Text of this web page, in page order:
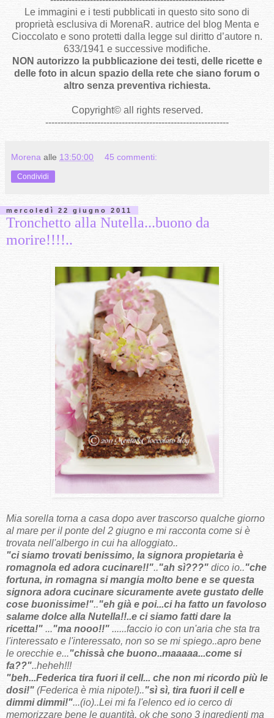
Le immagini e i testi pubblicati in questo sito sono di
proprietà esclusiva di MorenaR. autrice del blog Menta e
Cioccolato e sono protetti dalla legge sul diritto d’autore n.
633/1941 e successive modifiche.
NON autorizzo la pubblicazione dei testi, delle ricette e
delle foto in alcun spazio della rete che siano forum o
altro senza preventiva richiesta.
Copyright© all rights reserved.
------------------------------------------------------------
Morena alle 13:50:00 45 commenti:
Condividi
mercoledì 22 giugno 2011
Tronchetto alla Nutella...buono da
morire!!!!..
Mia sorella torna a casa dopo aver trascorso qualche giorno
al mare per il ponte del 2 giugno e mi racconta come si è
trovata nell'albergo in cui ha alloggiato..
"ci siamo trovati benissimo, la signora propietaria è
romagnola ed adora cucinare!!".."ah sì???" dico io.."che
fortuna, in romagna si mangia molto bene e se questa
signora adora cucinare sicuramente avete gustato delle
cose buonissime!".."eh già e poi...ci ha fatto un favoloso
salame dolce alla Nutella!!..e ci siamo fatti dare la
ricetta!" ..."ma nooo!!" ......faccio io con un'aria che sta tra
l'interessato e l'interessato, non so se mi spiego..apro bene
le orecchie e..."chissà che buono..maaaaa...come si
fa??"..heheh!!!
"beh...Federica tira fuori il cell... che non mi ricordo più le
dosi!" (Federica è mia nipote!).."sì sì, tira fuori il cell e
dimmi dimmi!"...(io)..Lei mi fa l'elenco ed io cerco di
memorizzare bene le quantità, ok che sono 3 ingredienti ma